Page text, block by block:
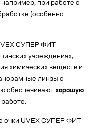
например, при работе с
(особенно
СУПЕР ФИТ
учреждениях,
химических веществ и
линзы с
обеспечивают хорошую
очки UVEX СУПЕР ФИТ